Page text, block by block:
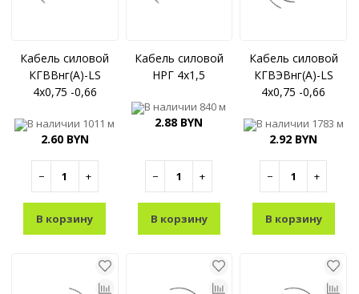
Кабель силовой
КГВВнг(A)-LS
4x0,75 -0,66
В наличии 1011 м
2.60 BYN
− +
В корзину
Кабель силовой
НРГ 4x1,5
В наличии 840 м
2.88 BYN
− +
В корзину
Кабель силовой
КГВЭВнг(A)-LS
4x0,75 -0,66
В наличии 1783 м
2.92 BYN
− +
В корзину